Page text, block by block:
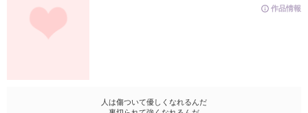
作品情報
人は傷ついて優しくなれるんだ